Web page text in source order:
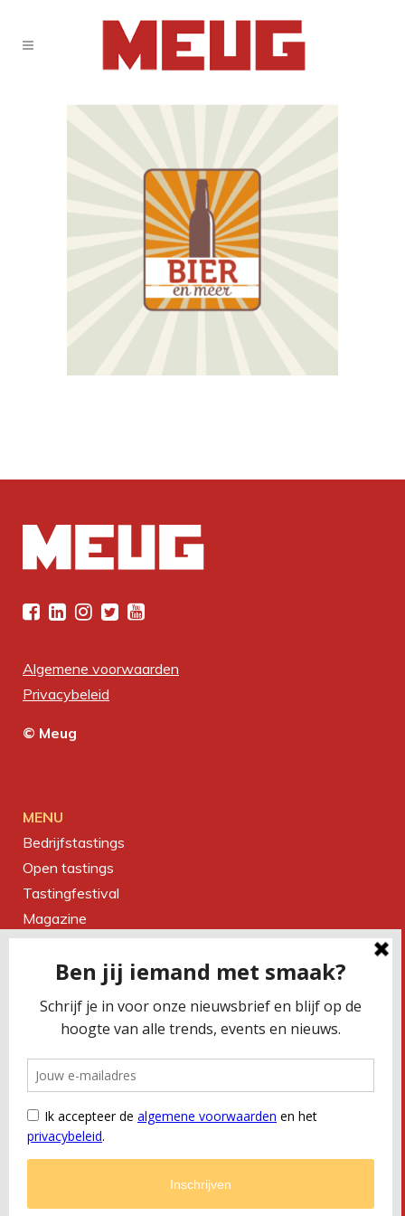
Algemene voorwaarden
Privacybeleid
© Meug
MENU
Bedrijfstastings
Open tastings
Tastingfestival
Magazine
Over ons
Contact
Smaakbureau Meug
T +32 (0) 479 32 02 66
BTWBE 0675 505 327